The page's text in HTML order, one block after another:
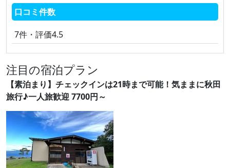
口コミ件数
7件・評価4.5
注目の宿泊プラン
【素泊まり】チェックインは21時まで可能！気ままに秋田
旅行♪一人旅歓迎 7700円～